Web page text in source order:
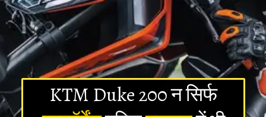
KTM Duke 200 न सिर्फ